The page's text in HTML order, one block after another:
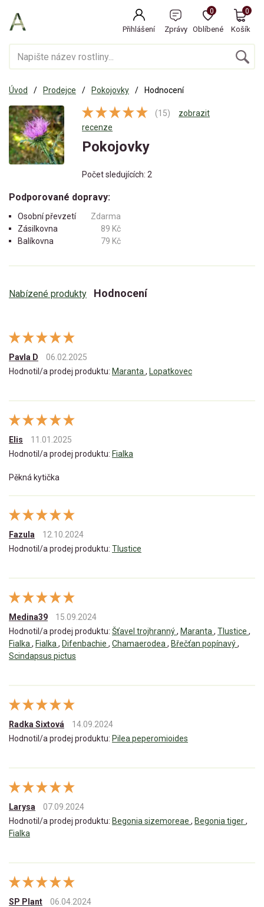
Přihlášení Zprávy Oblíbené
0
Košík
0
Úvod Prodejce Pokojovky Hodnocení
(15)
zobrazit
recenze
Pokojovky
Počet sledujících: 2
Podporované dopravy:
Osobní převzetí
Zdarma
Zásilkovna
89 Kč
Balíkovna
79 Kč
Nabízené produkty Hodnocení
Pavla D
06.02.2025
Hodnotil/a prodej produktu: Maranta , Lopatkovec
Elis
11.01.2025
Hodnotil/a prodej produktu: Fialka
Pěkná kytička
Fazula
12.10.2024
Hodnotil/a prodej produktu: Tlustice
Medina39
15.09.2024
Hodnotil/a prodej produktu: Šťavel trojhranný, Maranta , Tlustice ,
Fialka , Fialka , Difenbachie , Chamaerodea , Břečťan popínavý,
Scindapsus pictus
Radka Sixtová
14.09.2024
Hodnotil/a prodej produktu: Pilea peperomioides
Larysa
07.09.2024
Hodnotil/a prodej produktu: Begonia sizemoreae , Begonia tiger,
Fialka
SP Plant
06.04.2024